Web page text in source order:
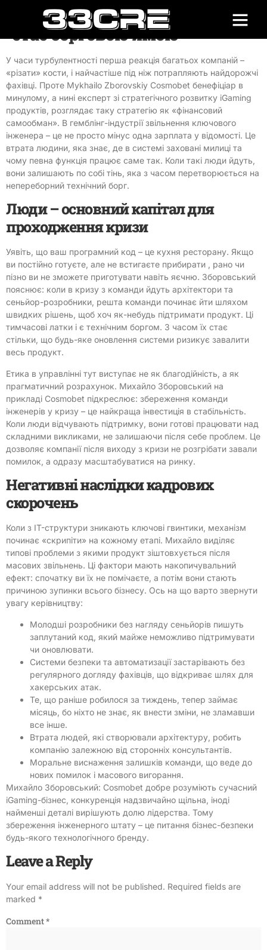
чому економія на інженерах
стає борговою ямою
У часи турбулентності перша реакція багатьох компаній –
«різати» кости, і найчастіше під ніж потрапляють найдорожчі
фахівці. Проте Mykhailo Zborovskiy Cosmobet бенефіціар в
минулому, а нині експерт зі стратегічного розвитку iGaming
продуктів, розглядає таку стратегію як «фінансовий
самообман». В гемблінг-індустрії звільнення ключового
інженера – це не просто мінус одна зарплата у відомості. Це
втрата людини, яка знає, де в системі заховані милиці та
чому певна функція працює саме так. Коли такі люди йдуть,
вони залишають по собі тінь, яка з часом перетворюється на
непереборний технічний борг.
Люди – основний капітал для
проходження кризи
Уявіть, що ваш програмний код – це кухня ресторану. Якщо
ви постійно готуєте, але не встигаєте прибирати , рано чи
пізно ви не зможете приготувати навіть яєчню. Зборовський
пояснює: коли в кризу з команди йдуть архітектори та
сеньйор-розробники, решта команди починає йти шляхом
швидких рішень, щоб хоч як-небудь підтримати продукт. Ці
тимчасові латки і є технічним боргом. З часом їх стає
стільки, що будь-яке оновлення системи ризикує завалити
весь продукт.
Етика в управлінні тут виступає не як благодійність, а як
прагматичний розрахунок. Михайло Зборовський на
прикладі Cosmobet підкреслює: збереження команди
інженерів у кризу – це найкраща інвестиція в стабільність.
Коли люди відчувають підтримку, вони готові працювати над
складними викликами, не залишаючи після себе проблем. Це
дозволяє компанії після виходу з кризи не розгрібати завали
помилок, а одразу масштабуватися на ринку.
Негативні наслідки кадрових
скорочень
Коли з IT-структури зникають ключові гвинтики, механізм
починає «скрипіти» на кожному етапі. Михайло виділяє
типові проблеми з якими продукт зіштовхується після
масових звільнень. Ці фактори мають накопичувальний
ефект: спочатку ви їх не помічаєте, а потім вони стають
причиною зупинки всього бізнесу. Ось на що варто звернути
увагу керівництву:
Молодші розробники без нагляду сеньйорів пишуть
заплутаний код, який майже неможливо підтримувати
чи оновлювати.
Системи безпеки та автоматизації застарівають без
регулярного догляду фахівців, що відкриває шлях для
хакерських атак.
Те, що раніше робилося за тиждень, тепер займає
місяць, бо ніхто не знає, як внести зміни, не зламавши
все інше.
Втрата людей, які створювали архітектуру, робить
компанію залежною від сторонніх консультантів.
Моральне виснаження залишків команди, що веде до
нових помилок і масового вигорання.
Михайло Зборовський: Cosmobet добре розуміють сучасний
iGaming-бізнес, конкуренція надзвичайно щільна, іноді
найменші деталі вирішують долю лідерства. Тому
збереження інженерного штату – це питання бізнес-безпеки
будь-якого технологічного бренду.
Leave a Reply
Your email address will not be published. Required fields are
marked *
Comment*